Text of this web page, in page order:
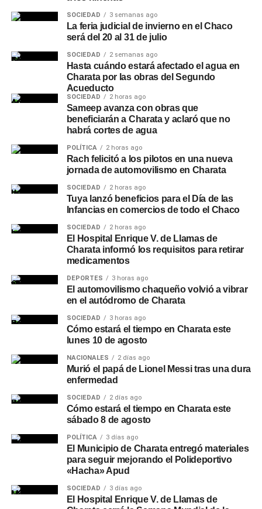
SOCIEDAD 3 semanas ago
La feria judicial de invierno en el Chaco
será del 20 al 31 de julio
SOCIEDAD 2 semanas ago
Hasta cuándo estará afectado el agua en
Charata por las obras del Segundo
Acueducto
SOCIEDAD 2 horas ago
Sameep avanza con obras que
beneficiarán a Charata y aclaró que no
habrá cortes de agua
POLÍTICA 2 horas ago
Rach felicitó a los pilotos en una nueva
jornada de automovilismo en Charata
SOCIEDAD 2 horas ago
Tuya lanzó beneficios para el Día de las
Infancias en comercios de todo el Chaco
SOCIEDAD 2 horas ago
El Hospital Enrique V. de Llamas de
Charata informó los requisitos para retirar
medicamentos
DEPORTES 3 horas ago
El automovilismo chaqueño volvió a vibrar
en el autódromo de Charata
SOCIEDAD 3 horas ago
Cómo estará el tiempo en Charata este
lunes 10 de agosto
NACIONALES 2 días ago
Murió el papá de Lionel Messi tras una dura
enfermedad
SOCIEDAD 2 días ago
Cómo estará el tiempo en Charata este
sábado 8 de agosto
POLÍTICA 3 días ago
El Municipio de Charata entregó materiales
para seguir mejorando el Polideportivo
«Hacha» Apud
SOCIEDAD 3 días ago
El Hospital Enrique V. de Llamas de